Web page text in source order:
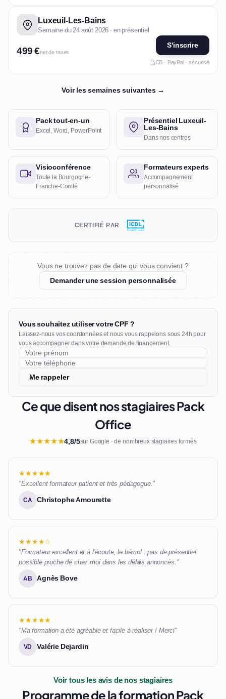
Luxeuil-Les-Bains
Semaine du 24 août 2026 · en présentiel
499 €net de taxes
S'inscrire
CB · PayPal · sécurisé
Voir les semaines suivantes →
Pack tout-en-un
Excel, Word, PowerPoint
Présentiel Luxeuil-
Les-Bains
Dans nos centres
Visioconférence
Toute la Bourgogne-
Franche-Comté
Formateurs experts
Accompagnement
personnalisé
CERTIFIÉ PAR
Vous ne trouvez pas de date qui vous convient ?
Demander une session personnalisée
Vous souhaitez utiliser votre CPF ?
Laissez-nous vos coordonnées et nous vous rappelons sous 24h pour
vous accompagner dans votre demande de financement.
Me rappeler
Ce que disent nos stagiaires Pack
Office
★★★★★4,8/5sur Google · de nombreux stagiaires formés
★★★★★
"Excellent formateur patient et très pédagogue."
CA Christophe Amourette
★★★★☆
"Formateur excellent et à l'écoute, le bémol : pas de présentiel
possible proche de chez moi dans les délais annoncés."
AB Agnès Bove
★★★★★
"Ma formation a été agréable et facile à réaliser ! Merci"
VD Valérie Dejardin
Voir tous les avis de nos stagiaires
Programme de la formation Pack